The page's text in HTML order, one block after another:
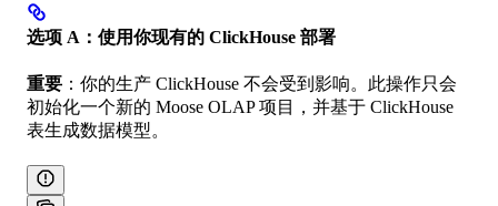
选项 A：使用你现有的 ClickHouse 部署
重要 ：你的生产 ClickHouse 不会受到影响。此操作只会
初始化一个新的 Moose OLAP 项目，并基于 ClickHouse
表生成数据模型。